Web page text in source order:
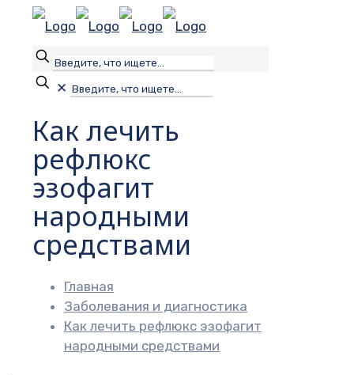
✕
Как лечить
рефлюкс
эзофагит
народными
средствами
Главная
Заболевания и диагностика
Как лечить рефлюкс эзофагит
народными средствами